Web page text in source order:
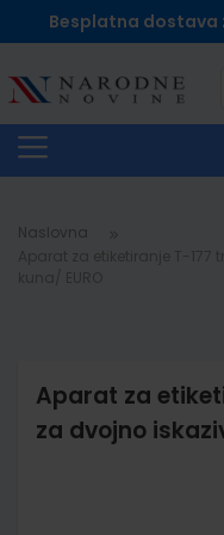
Besplatna dostava
Naslovna
Aparat za
za dvojno